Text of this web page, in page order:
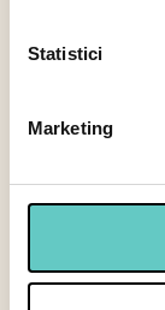
Statistici
Marketing
Selectează
Legume
Piureuri de